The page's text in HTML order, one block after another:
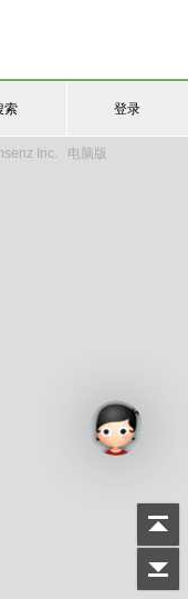
索 登录
Inc. 电脑版